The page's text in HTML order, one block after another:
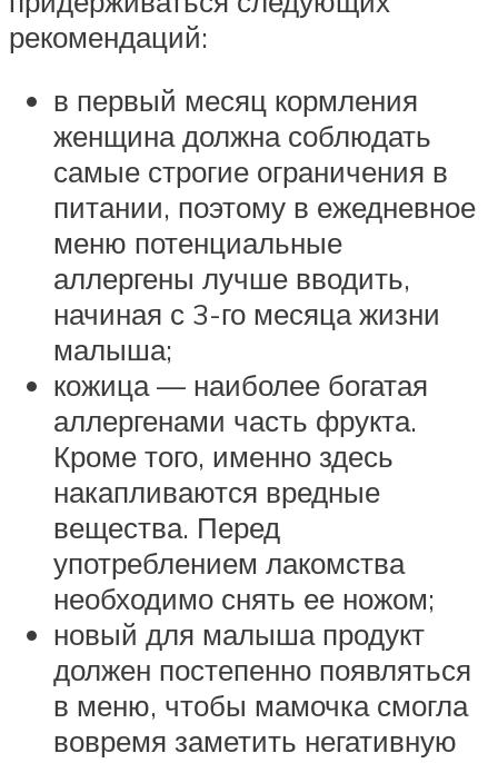
рекомендаций:
в первый месяц кормления
женщина должна соблюдать
самые строгие ограничения в
питании, поэтому в ежедневное
меню потенциальные
аллергены лучше вводить,
начиная с 3-го месяца жизни
малыша;
кожица — наиболее богатая
аллергенами часть фрукта.
Кроме того, именно здесь
накапливаются вредные
вещества. Перед
употреблением лакомства
необходимо снять ее ножом;
новый для малыша продукт
должен постепенно появляться
в меню, чтобы мамочка смогла
вовремя заметить негативную